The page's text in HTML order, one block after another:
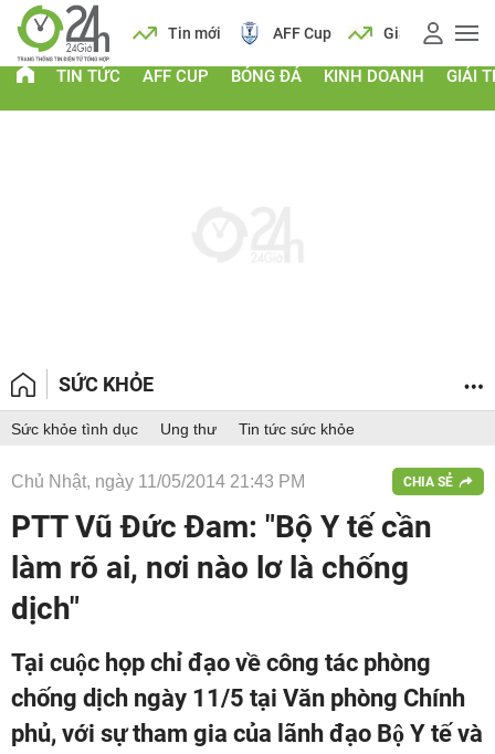
Lịch Tin mới AFF Cup Giá vàng
TIN TỨC AFF CUP BÓNG ĐÁ KINH DOANH GIẢI
SỨC KHỎE
Sức khỏe tình dục Ung thư Tin tức sức khỏe
Chủ Nhật, ngày 11/05/2014 21:43 PM CHIA SẺ
PTT Vũ Đức Đam: "Bộ Y tế cần
làm rõ ai, nơi nào lơ là chống
dịch"
Tại cuộc họp chỉ đạo về công tác phòng
chống dịch ngày 11/5 tại Văn phòng Chính
phủ, với sự tham gia của lãnh đạo Bộ Y tế và